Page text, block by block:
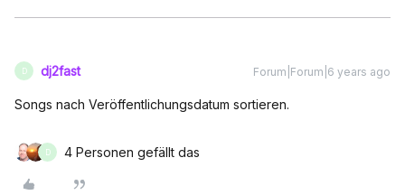
D dj2fast Forum|Forum|6 years ago
Songs nach Veröffentlichungsdatum sortieren.
D 4 Personen gefällt das